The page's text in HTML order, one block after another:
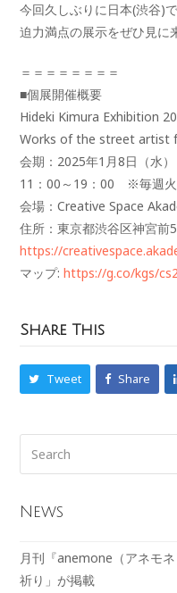
今回久しぶりに日本(渋谷)
迫力満点の展示をぜひ見に
＝＝＝＝＝＝＝＝
■個展開催概要
Hideki Kimura Exhibition
Works of the street artist
会期：2025年1月8日（水）
11：00～19：00 ※毎週火
会場：Creative Space
住所：東京都渋谷区神宮
https://
マップ:https://g.co/kgs/
Share This
Tweet Share
News
月刊『anemone（アネモ
祈り」が掲載